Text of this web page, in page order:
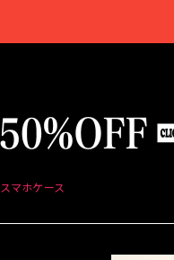
スマホケース